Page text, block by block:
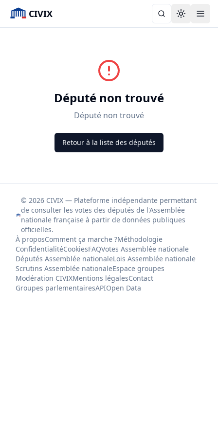
CIVIX Toggle
Député non trouvé
Député non trouvé
Retour à la liste des députés
© 2026 CIVIX — Plateforme indépendante permettant
de consulter les votes des députés de l'Assemblée
nationale française à partir de données publiques
officielles.
À proposComment ça marche ?Méthodologie
ConfidentialitéCookiesFAQVotes Assemblée nationale
Députés Assemblée nationaleLois Assemblée nationale
Scrutins Assemblée nationaleEspace groupes
Modération CIVIXMentions légalesContact
Groupes parlementairesAPIOpen Data